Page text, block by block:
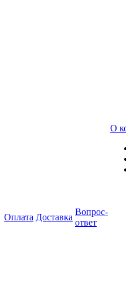
Оплата Доставка
Вопрос-
ответ
О